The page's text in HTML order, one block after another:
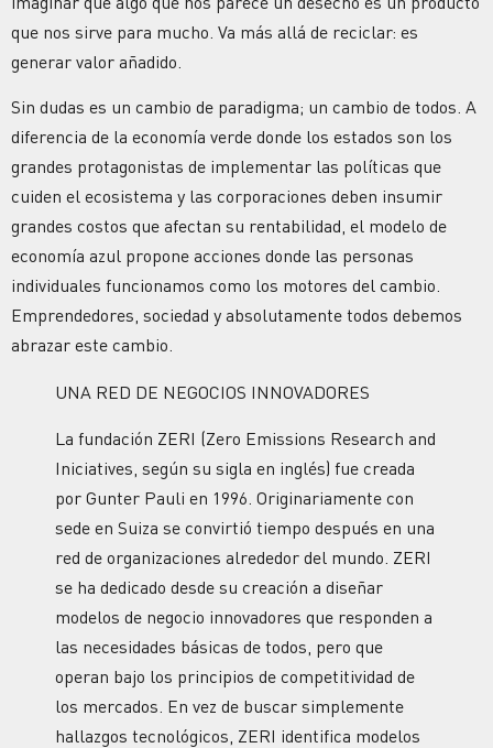
que nos sirve para mucho. Va más allá de reciclar: es
generar valor añadido.
Sin dudas es un cambio de paradigma; un cambio de todos. A
diferencia de la economía verde donde los estados son los
grandes protagonistas de implementar las políticas que
cuiden el ecosistema y las corporaciones deben insumir
grandes costos que afectan su rentabilidad, el modelo de
economía azul propone acciones donde las personas
individuales funcionamos como los motores del cambio.
Emprendedores, sociedad y absolutamente todos debemos
abrazar este cambio.
UNA RED DE NEGOCIOS INNOVADORES
La fundación ZERI (Zero Emissions Research and
Iniciatives, según su sigla en inglés) fue creada
por Gunter Pauli en 1996. Originariamente con
sede en Suiza se convirtió tiempo después en una
red de organizaciones alrededor del mundo. ZERI
se ha dedicado desde su creación a diseñar
modelos de negocio innovadores que responden a
las necesidades básicas de todos, pero que
operan bajo los principios de competitividad de
los mercados. En vez de buscar simplemente
hallazgos tecnológicos, ZERI identifica modelos